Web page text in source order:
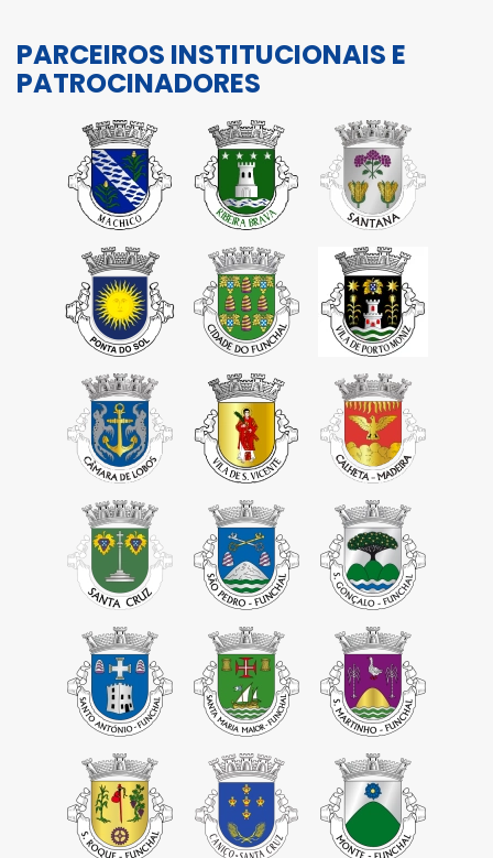
PARCEIROS INSTITUCIONAIS E
PATROCINADORES